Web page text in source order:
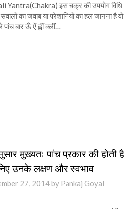
Yantra(Chakra) इस चक्र की उपयोग विधि
का जवाब या परेशानियों का हल जानना है वो
पांच बार ऊँ ऐं ह्लीं क्लीं…
मुख्यतः पांच प्रकार की होती है
उनके लक्षण और स्वभाव
27, 2014by Pankaj Goyal